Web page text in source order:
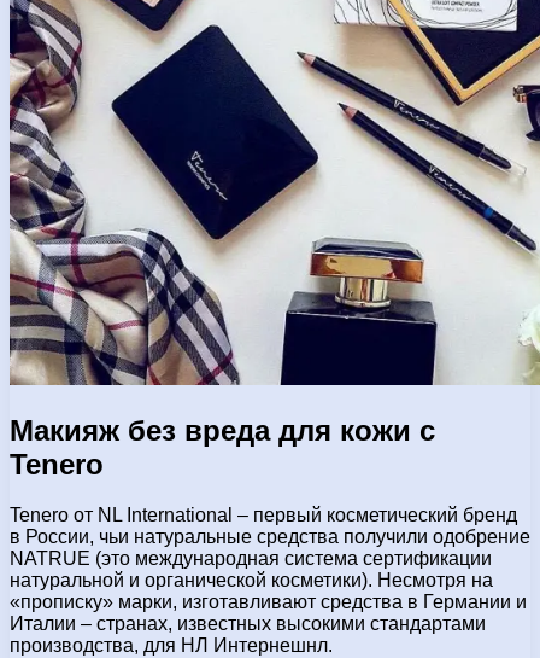
Макияж без вреда для кожи с
Tenero
Tenerо от NL International – первый косметический бренд
в России, чьи натуральные средства получили одобрение
NATRUE (это международная система сертификации
натуральной и органической косметики). Несмотря на
«прописку» марки, изготавливают средства в Германии и
Италии – странах, известных высокими стандартами
производства, для НЛ Интернешнл.